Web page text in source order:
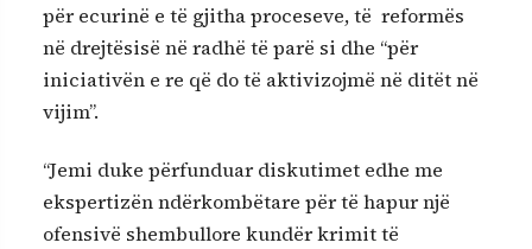
për ecurinë e të gjitha proceseve, të reformës
në drejtësisë në radhë të parë si dhe “për
iniciativën e re që do të aktivizojmë në ditët në
vijim”.
“Jemi duke përfunduar diskutimet edhe me
ekspertizën ndërkombëtare për të hapur një
ofensivë shembullore kundër krimit të